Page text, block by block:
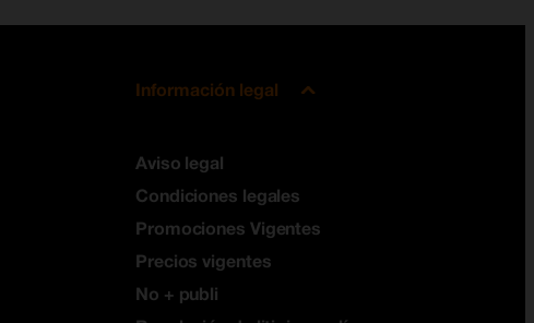
Información legal
Aviso legal
Condiciones legales
Promociones Vigentes
Precios vigentes
No + publi